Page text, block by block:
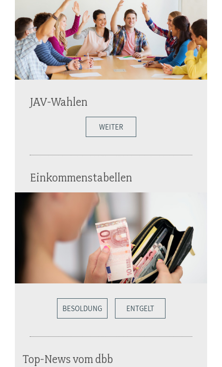
JAV-Wahlen
WEITER
Einkommenstabellen
BESOLDUNG ENTGELT
Top-News vom dbb